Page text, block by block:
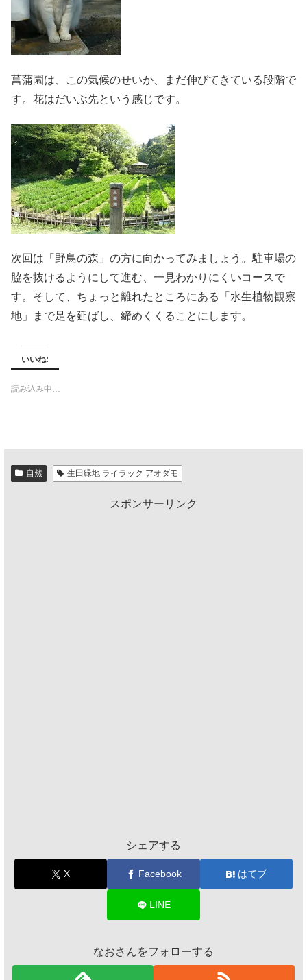
菖蒲園は、この気候のせいか、まだ伸びてきている段階で
す。花はだいぶ先という感じです。
次回は「野鳥の森」の方に向かってみましょう。駐車場の
脇を抜けるようにして進む、一見わかりにくいコースで
す。そして、ちょっと離れたところにある「水生植物観察
地」まで足を延ばし、締めくくることにします。
いいね:
読み込み中…
自然 生田緑地 ライラック アオダモ
スポンサーリンク
シェアする
X Facebook はてブ
LINE
なおさんをフォローする